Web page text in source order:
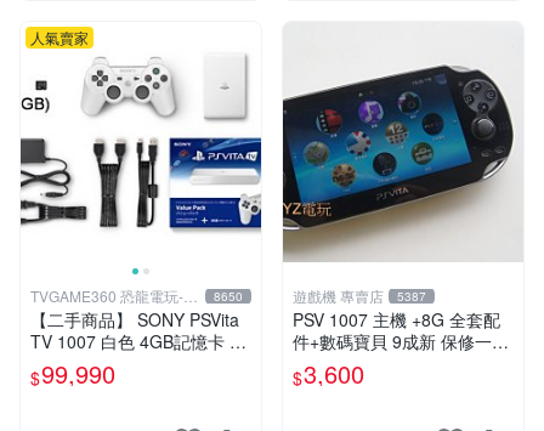
人氣賣家
TVGAME360 恐龍電玩-台
中店
8650
【二手商品】 SONY PSVita
TV 1007 白色 4GB記憶卡 PS
3手把(白) 書盒完整 【台中恐
龍電玩】
$99,990
遊戲機 專賣店 5387
PSV 1007 主機 +8G 全套配
件+數碼寶貝 9成新 保修一年
品質有保障 psvita
$3,600